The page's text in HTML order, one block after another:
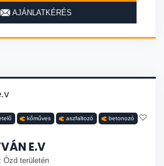
AJÁNLATKÉRÉS
kőműves aszfaltozó betonozó
E.V
Ózd területén